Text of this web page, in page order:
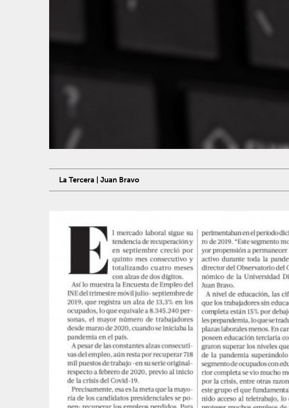
La Tercera | Juan Bravo